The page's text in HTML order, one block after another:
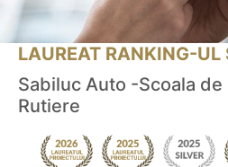
LAUREAT RANKING-UL
Sabiluc Auto -Scoala
Rutiere